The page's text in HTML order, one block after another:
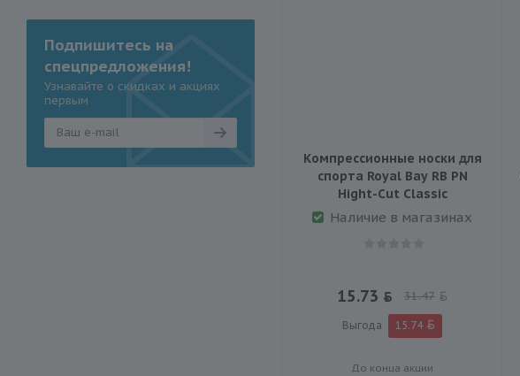
Компрессионные носки для
спорта Royal Bay RB PN
Hight-Сut Classic
Наличие в магазинах
15.73 31.47
Выгода 15.74
До конца акции
Подпишитесь на
спецпредложения!
Узнавайте о скидках и акциях
первым